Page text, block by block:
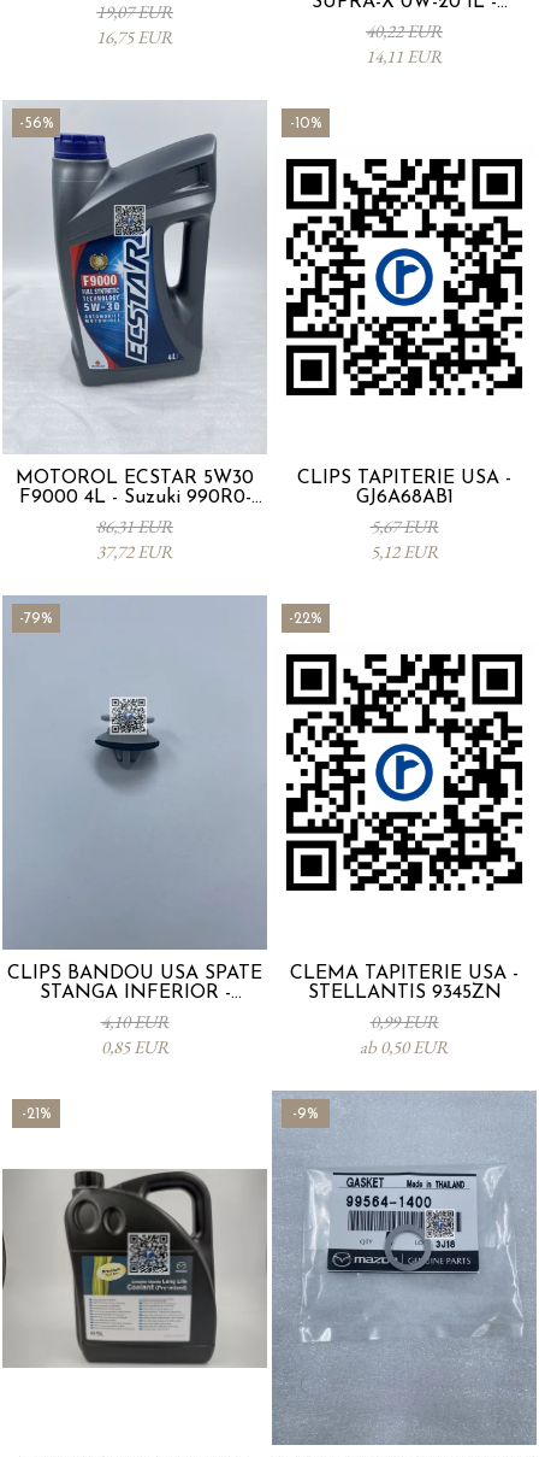
19,07 EUR
16,75 EUR
0012MO0W20
40,22 EUR
14,11 EUR
-56%
MOTORÖL ECSTAR 5W30
F9000 4L - Suzuki 990R0-
21E72-004
86,31 EUR
37,72 EUR
-10%
CLIPS TAPITERIE USA -
GJ6A68AB1
5,67 EUR
5,12 EUR
-79%
CLIPS BANDOU USA SPATE
STANGA INFERIOR -
KD5351SJ3A
4,10 EUR
0,85 EUR
-22%
CLEMA TAPITERIE USA -
STELLANTIS 9345ZN
0,99 EUR
ab 0,50 EUR
-21% -9%